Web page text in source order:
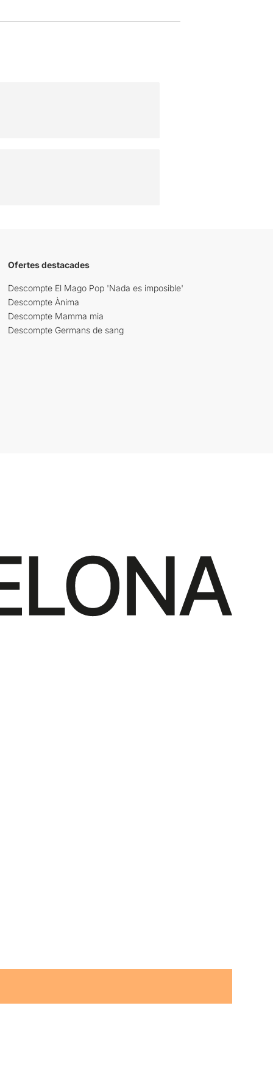
Ofertes destacades
Descompte El Mago Pop 'Nada es imposible'
Descompte Ànima
Descompte Mamma mia
Descompte Germans de sang